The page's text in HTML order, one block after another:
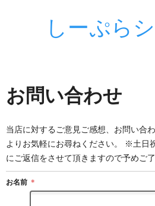
しーぷら
お問い合わせ
当店に対するご意見ご感想、お問い合
よりお気軽にお尋ねください。 ※土日
にご返信をさせて頂きますので予めご了
お名前 ＊